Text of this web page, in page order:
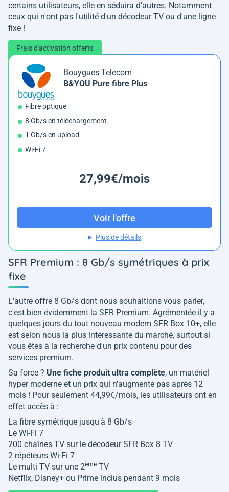
certains utilisateurs, elle en séduira d'autres. Notamment
ceux qui n'ont pas l'utilité d'un décodeur TV ou d'une ligne
fixe !
Frais d'activation offerts
Bouygues Telecom
B&YOU Pure fibre Plus
Fibre optique
8 Gb/s en téléchargement
1 Gb/s en upload
Wi-Fi 7
27,99€/mois
Voir l'offre
Plus de détails
SFR Premium : 8 Gb/s symétriques à prix
fixe
L'autre offre 8 Gb/s dont nous souhaitions vous parler,
c'est bien évidemment la SFR Premium. Agrémentée il y a
quelques jours du tout nouveau modem SFR Box 10+, elle
est selon nous la plus intéressante du marché, surtout si
vous êtes à la recherche d'un prix contenu pour des
services premium.
Sa force ? Une fiche produit ultra complète, un matériel
hyper moderne et un prix qui n'augmente pas après 12
mois ! Pour seulement 44,99€/mois, les utilisateurs ont en
effet accès à :
La fibre symétrique jusqu'à 8 Gb/s
Le Wi-Fi 7
200 chaînes TV sur le décodeur SFR Box 8 TV
2 répéteurs Wi-Fi 7
Le multi TV sur une 2ème TV
Netflix, Disney+ ou Prime inclus pendant 9 mois